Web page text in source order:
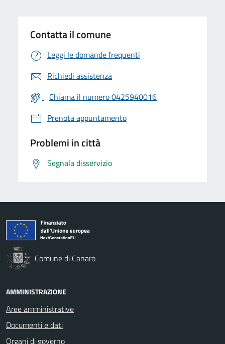
Contatta il comune
Leggi le domande frequenti
Richiedi assistenza
Chiama il numero 0425940016
Prenota appuntamento
Problemi in città
Segnala disservizio
Comune di Canaro
AMMINISTRAZIONE
Aree amministrative
Documenti e dati
Organi di governo